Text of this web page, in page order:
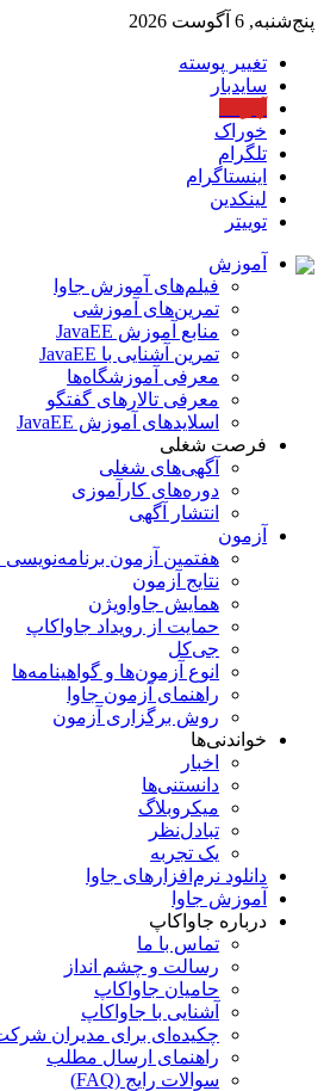
پنج‌شنبه, 6 آگوست 2026
تغییر پوسته
سایدبار
خوراک
تلگرام
اینستاگرام
لینکدین
توییتر
آموزش
فیلم‌های آموزش جاوا
تمرین‌های آموزشی
منابع آموزش JavaEE
تمرین آشنایی با JavaEE
معرفی آموزشگاه‌ها
معرفی تالارهای گفتگو
اسلایدهای آموزش JavaEE
فرصت شغلی
آگهی‌های شغلی
دوره‌های کارآموزی
انتشار آگهی
آزمون
هفتمین آزمون برنامه‌نویسی
نتایج آزمون
همایش جاواویژن
حمایت از رویداد جاواکاپ
جی‌کل
انوع آزمون‌ها و گواهینامه‌ها
راهنمای آزمون جاوا
روش برگزاری آزمون
خواندنی‌ها
اخبار
دانستنی‌ها
میکروبلاگ
تبادل‌نظر
یک تجربه
دانلود نرم‌افزارهای جاوا
آموزش جاوا
درباره جاواکاپ
تماس با ما
رسالت و چشم انداز
حامیان جاواکاپ
آشنایی با جاواکاپ
چکیده‌ای برای مدیران
راهنمای ارسال مطلب
سوالات رایج (FAQ)